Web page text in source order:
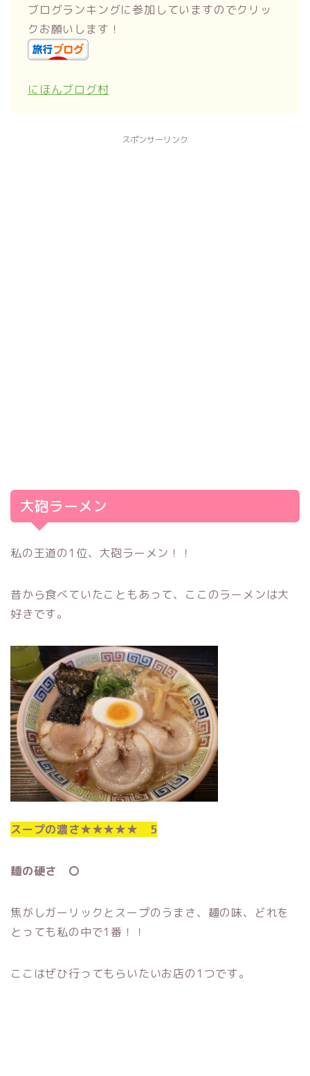
ブログランキングに参加していますのでクリッ
クお願いします！
にほんブログ村
スポンサーリンク
大砲ラーメン
私の王道の1位、大砲ラーメン！！
昔から食べていたこともあって、ここのラーメンは大
好きです。
スープの濃さ★★★★★ 5
麺の硬さ 〇
焦がしガーリックとスープのうまさ、麺の味、どれを
とっても私の中で1番！！
ここはぜひ行ってもらいたいお店の1つです。